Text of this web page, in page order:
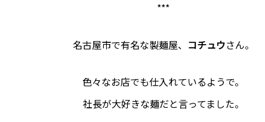
***
名古屋市で有名な製麺屋、 コチュウさん。
色々なお店でも仕入れているようで。
社長が大好きな麺だと言ってました。